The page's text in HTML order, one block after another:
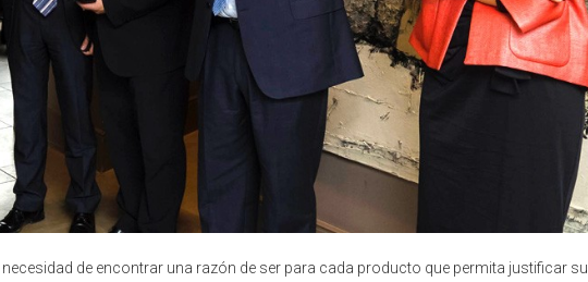
de encontrar una razón de ser para cada producto que permita justificar su